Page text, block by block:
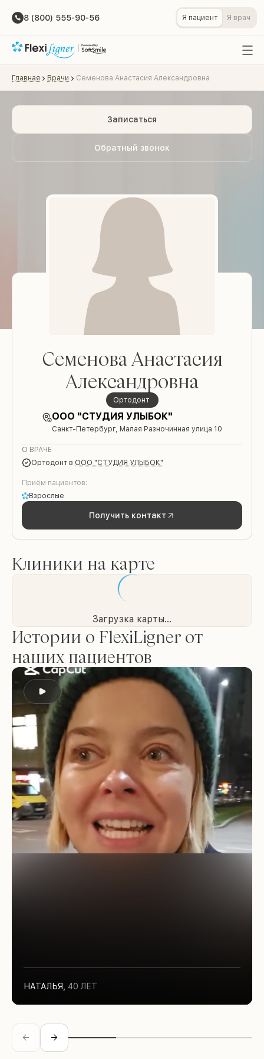
8 (800) 555-90-56 Я пациент Я врач
Главная Врачи Семенова Анастасия Александровна
Обратный звонок
Записаться
Семенова Анастасия
Александровна
ортодонт
ООО "СТУДИЯ УЛЫБОК"
Санкт-Петербург, Малая Разночинная улица 10
О ВРАЧЕ
ортодонт в ООО "СТУДИЯ УЛЫБОК"
Приём пациентов:
Взрослые
Получить контакт
Клиники на карте
Загрузка карты...
Истории о FlexiLigner от
наших пациентов
НАТАЛЬЯ, 40 ЛЕТ